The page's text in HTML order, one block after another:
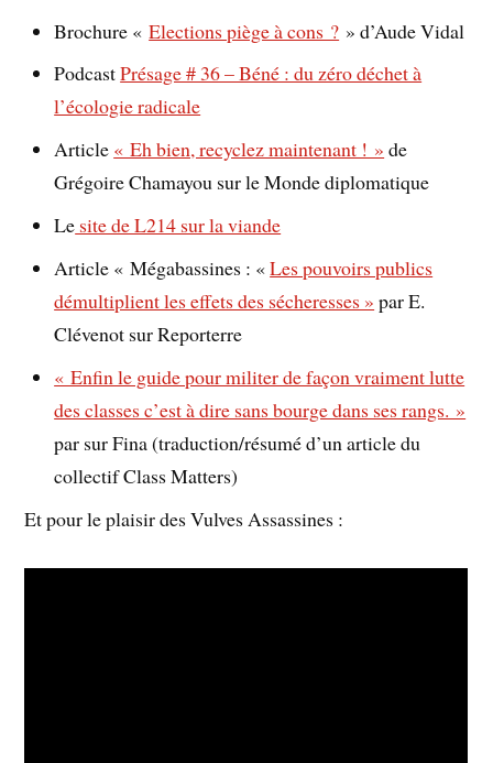
Brochure «Elections piège à cons ? » d’Aude Vidal
PodcastPrésage # 36 – Béné : du zéro déchet à
l’écologie radicale
Article « Eh bien, recyclez maintenant ! » de
Grégoire Chamayou sur le Monde diplomatique
Le site de L214 sur la viande
Article « Mégabassines : «Les pouvoirs publics
démultiplient les effets des sécheresses » par E.
Clévenot sur Reporterre
« Enfin le guide pour militer de façon vraiment lutte
des classes c’est à dire sans bourge dans ses rangs. »
par sur Fina (traduction/résumé d’un article du
collectif Class Matters)
Et pour le plaisir des Vulves Assassines :